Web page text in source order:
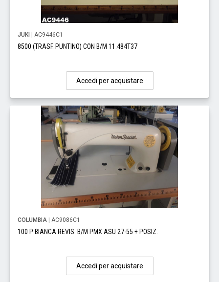
JUKI | AC9446C1
8500 (TRASF. PUNTINO) CON B/M 11.484T37
Accedi per acquistare
COLUMBIA | AC9086C1
100 P BIANCA REVIS. B/M PMX ASU 27-55 + POSIZ.
Accedi per acquistare